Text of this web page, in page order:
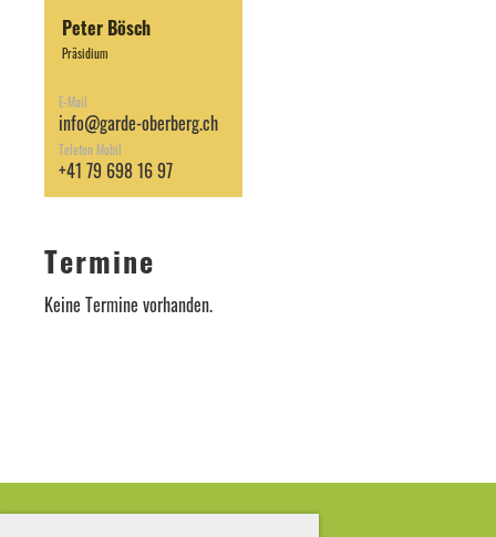
Peter Bösch
Präsidium
E-Mail
info@garde-oberberg.ch
Telefon Mobil
+41 79 698 16 97
Termine
Keine Termine vorhanden.